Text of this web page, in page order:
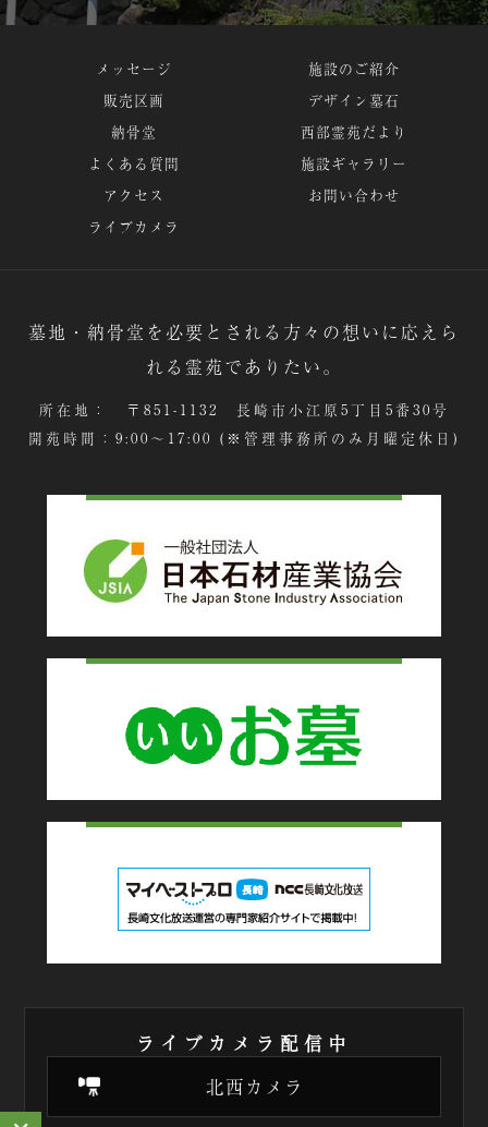
メッセージ
施設のご紹介
販売区画
デザイン墓石
納骨堂
西部霊苑だより
よくある質問
施設ギャラリー
アクセス
お問い合わせ
ライブカメラ
墓地・納骨堂を必要とされる方々の想いに応えら
れる霊苑でありたい。
所在地： 〒851-1132 長崎市小江原5丁目5番30号
開苑時間：9:00～17:00 (※管理事務所のみ月曜定休日)
ライブカメラ配信中
北西カメラ